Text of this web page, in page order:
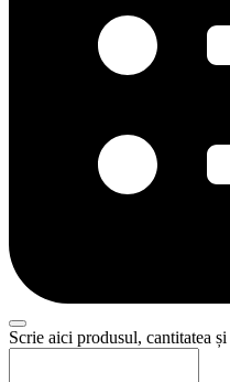
Scrie aici produsul, cantitatea